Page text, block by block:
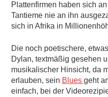
Plattenfirmen haben sich
Tantieme nie an ihn
sich in Afrika in
Die noch poetischere,
Dylan, textmäßig gesehen
musikalischer Hinsicht, da
erlauben, sein Blues geht
einfach, bei der